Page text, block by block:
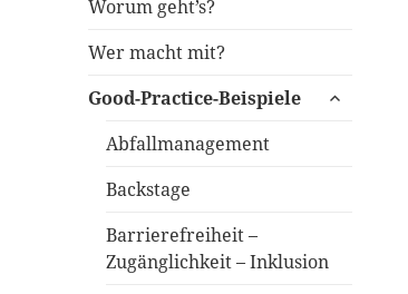
Worum geht’s?
Wer macht mit?
Good-Practice-Beispiele
untermenü
Abfallmanagement
Backstage
Barrierefreiheit –
Zugänglichkeit – Inklusion